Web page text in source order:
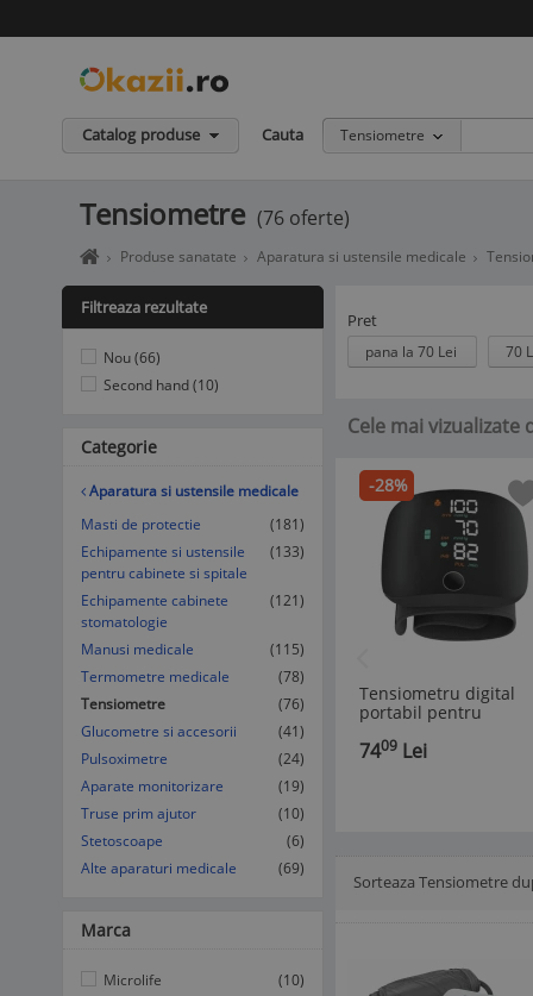
Catalog produse Cauta Tensiometre
Tensiometre (76 oferte)
Home
-
in
siguranta
vanzatori
incredere
Produse sanatate Aparatura si ustensile medicale
Pret
pana la 70 Lei 70
Cele mai vizualizate
-28%
Tensiometru digital
portabil pentru
tensiune arteriala XO
7409 Lei
Sorteaza Tensiometre
Filtreaza rezultate
Nou (66)
Second hand (10)
Categorie
Aparatura si ustensile medicale
Masti de protectie
(181)
Echipamente si ustensile
pentru cabinete si spitale
(133)
Echipamente cabinete
stomatologie
(121)
Manusi medicale
(115)
Termometre medicale
(78)
Tensiometre
(76)
Glucometre si accesorii
(41)
Pulsoximetre
(24)
Aparate monitorizare
(19)
Truse prim ajutor
(10)
Stetoscoape
(6)
Alte aparaturi medicale
(69)
Marca
Microlife
(10)